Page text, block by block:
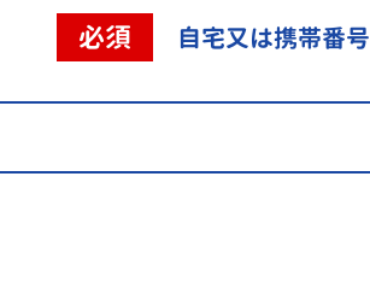
必須 自宅又は携帯番号